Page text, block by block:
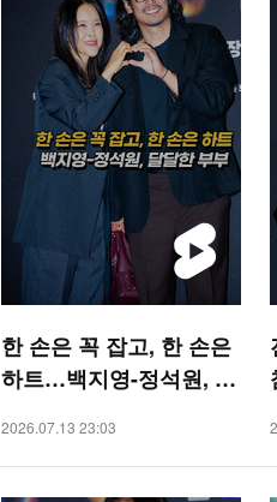
한 손은 꼭 잡고, 한 손은
하트…백지영-정석원, 달
폼]
2026.07.13 23:03